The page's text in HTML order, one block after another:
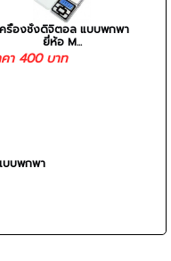
รื่องชั่งดิจิตอล แบบพกพา
ยี่ห้อ M...
คา 400 บาท
บบพกพา